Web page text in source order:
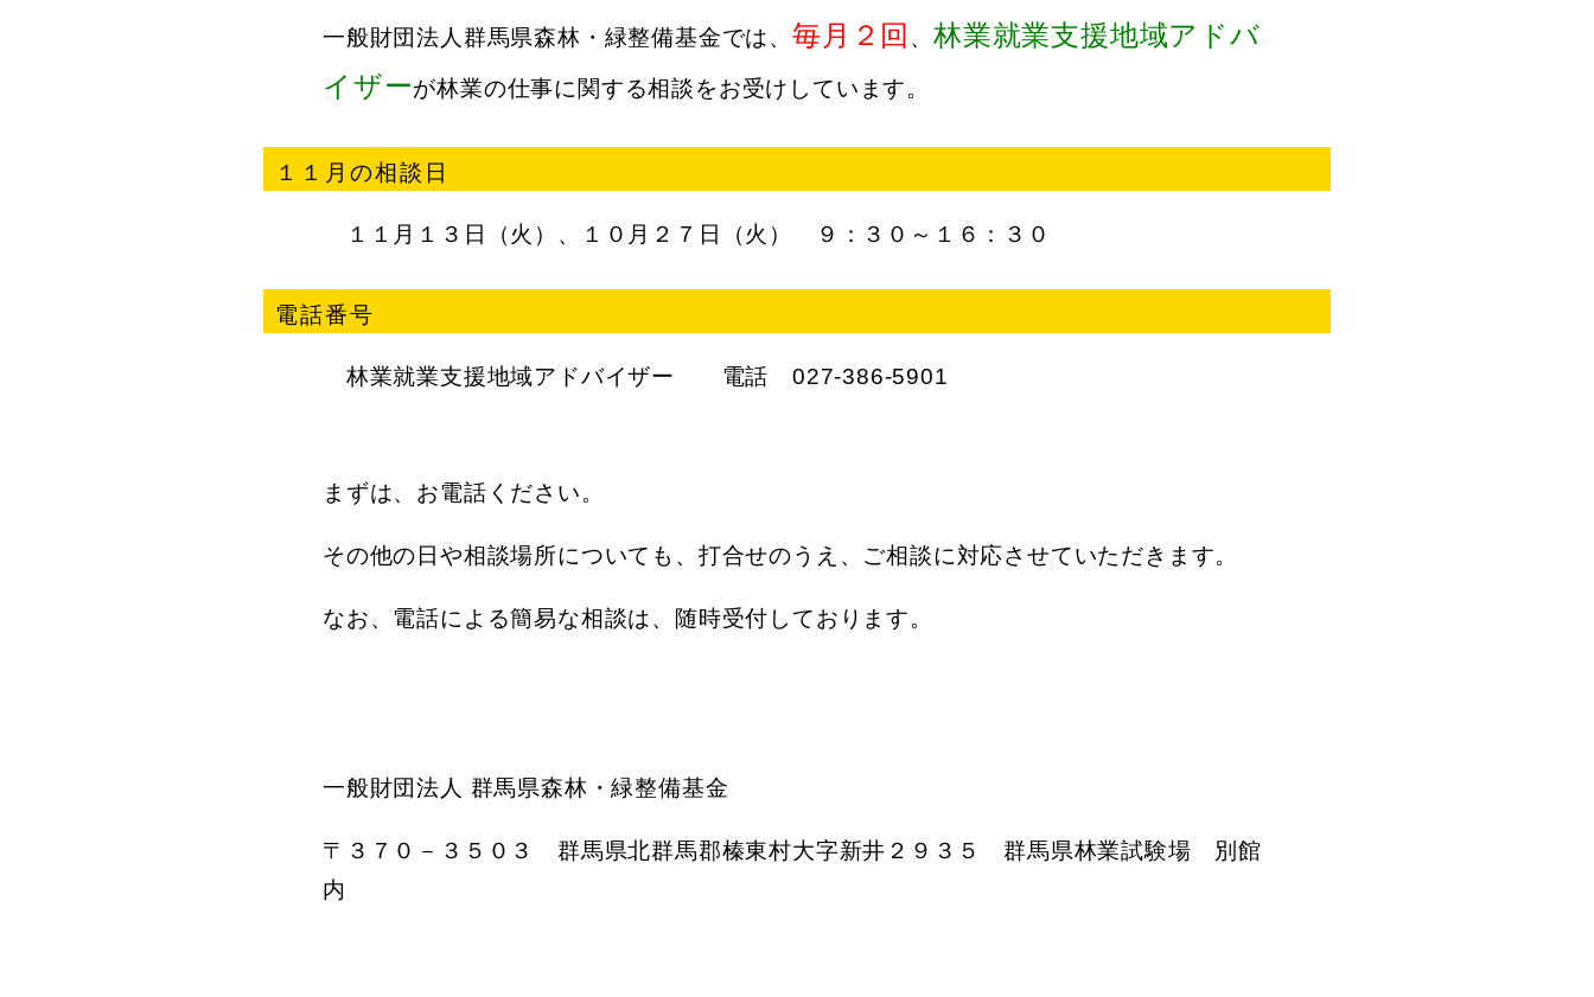
一般財団法人群馬県森林・緑整備基金では、 毎月２回 、林業就業支援地域アドバ
イザーが林業の仕事に関する相談をお受けしています。
１１月の相談日
１１月１３日（火）、１０月２７日（火） ９：３０～１６：３０
電話番号
林業就業支援地域アドバイザー 電話 027-386-5901
まずは、お電話ください。
その他の日や相談場所についても、打合せのうえ、ご相談に対応させていただきます。
なお、電話による簡易な相談は、随時受付しております。
一般財団法人 群馬県森林・緑整備基金
〒３７０－３５０３ 群馬県北群馬郡榛東村大字新井２９３５ 群馬県林業試験場 別館
内